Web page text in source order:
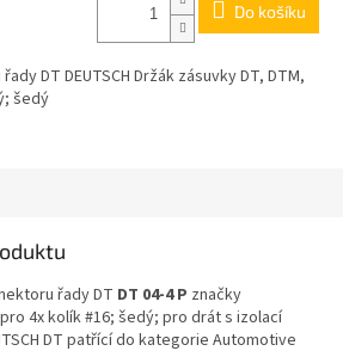
Do košíku
DT DEUTSCH Držák zásuvky DT, DTM,
šedý
řady DT DT 04-4 P značky
4x kolík #16; šedý; pro drát s izolací
DT patřící do kategorie Automotive